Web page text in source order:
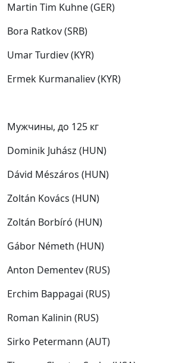
Martin Tim Kuhne (GER)
Bora Ratkov (SRB)
Umar Turdiev (KYR)
Ermek Kurmanaliev (KYR)
Мужчины, до 125 кг
Dominik Juhász (HUN)
Dávid Mészáros (HUN)
Zoltán Kovács (HUN)
Zoltán Borbíró (HUN)
Gábor Németh (HUN)
Anton Dementev (RUS)
Erchim Bappagai (RUS)
Roman Kalinin (RUS)
Sirko Petermann (AUT)